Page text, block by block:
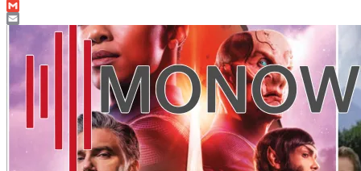
WordPress
Gmail